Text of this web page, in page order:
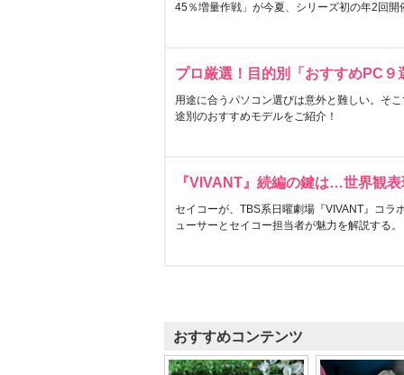
45％増量作戦」が今夏、シリーズ初の年2回開
プロ厳選！目的別「おすすめPC９
用途に合うパソコン選びは意外と難しい。そ
途別のおすすめモデルをご紹介！
『VIVANT』続編の鍵は…世界観
セイコーが、TBS系日曜劇場『VIVANT』コラ
ューサーとセイコー担当者が魅力を解説する。
おすすめコンテンツ